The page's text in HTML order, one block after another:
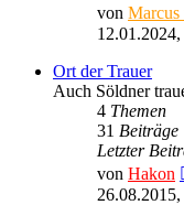
von Marcus
Ort der Trauer
Auch Söldner
4 Themen
31 Beiträge
Letzter
von Hakon